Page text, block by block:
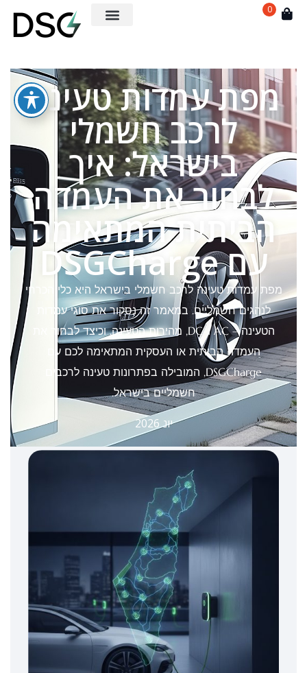
0
מפת עמדות טעינה
לרכב חשמלי
בישראל: איך
לבחור את העמדה
הביתית המתאימה
עם DSGCharge
מפת עמדות טעינה לרכב חשמלי בישראל היא כלי הכרחי
לנהגים חשמליים. במאמר זה נסקור את סוגי עמדות
הטעינה – AC ו-DC, מהירות הטעינה, וכיצד לבחור את
העמדה הביתית או העסקית המתאימה לכם עם
DSGCharge, המובילה בפתרונות טעינה לרכבים
חשמליים בישראל.
יונ 2026